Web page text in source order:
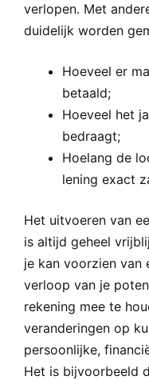
verlopen. Met
duidelijk worden
Hoeveel er
betaald;
Hoeveel het
bedraagt;
Hoelang de
lening exact
Het uitvoeren van
is altijd geheel
je kan voorzien van
verloop van je
rekening mee te
veranderingen op
persoonlijke,
Het is bijvoorbeeld